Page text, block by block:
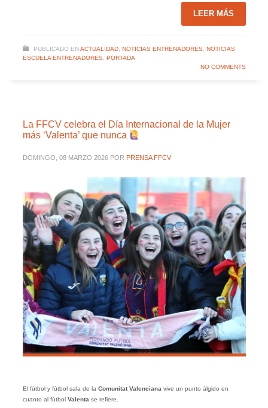
LEER MÁS
PUBLICADO EN ACTUALIDAD, NOTICIAS ENTRENADORES, NOTICIAS
ESCUELA ENTRENADORES, PORTADA
NO COMMENTS
La FFCV celebra el Día Internacional de la Mujer
más ‘Valenta’ que nunca
DOMINGO, 08 MARZO 2026 POR PRENSA FFCV
El fútbol y fútbol sala de la Comunitat Valenciana vive un punto álgido en
cuanto al fútbol Valenta se refiere.